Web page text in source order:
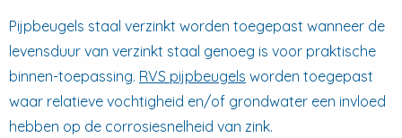
Pijpbeugels staal verzinkt worden toegepast wanneer de
levensduur van verzinkt staal genoeg is voor praktische
binnen-toepassing. RVS pijpbeugels worden toegepast
waar relatieve vochtigheid en/of grondwater een invloed
hebben op de corrosiesnelheid van zink.